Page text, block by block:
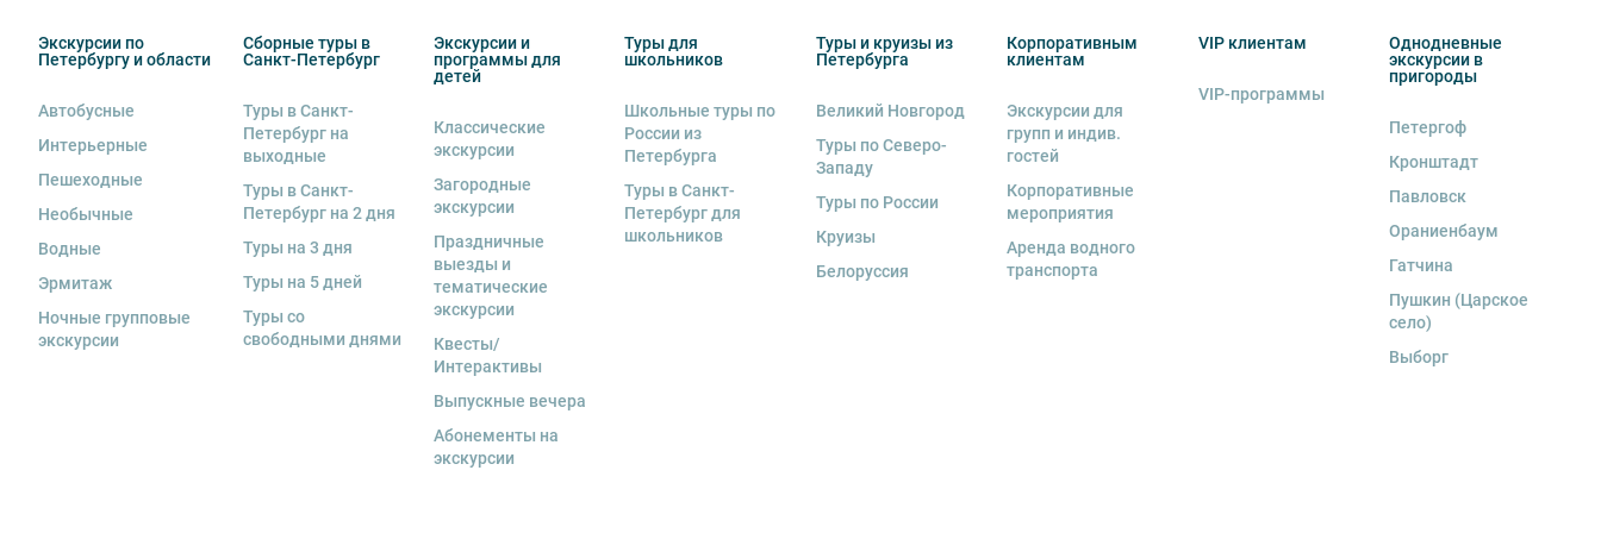
Вы также можете ближе познакомиться с намив разделе “О компании”.
6. В авторских интерьерных экскурсиях предусмотрено возрастное ограничение 6+.
7. Пожалуйста, не опаздывайте к моменту начала экскурсии.
8. Турфирма имеет право изменить программу экскурсии или отменить экскурсию полностью
в связи с неблагоприятными погодными условиями: снегопадами, ливнями, наводнениями,
низкими или высокими температурами и прочими форс-мажорными обстоятельствами; а также,
если экскурсионная программа отменяется по инициативе экскурсионного объекта. В случае
отмены экскурсии все денежные средства возвращаются клиенту в полном объеме.
9. На ряд экскурсий туроператор предоставляет в аренду аудиооборудование. Ответственность за
сохранность оборудования во время проведения экскурсионной программы возлагается на
экскурсанта. В случае утери или порчи оборудования экскурсант обязан возместить полную
стоимость комплекта в размере 5500 руб. 00 коп.
Внимание! В составе экскурсионного маршрута возможны изменения, так как некоторые
интерьеры могут быть недоступны по решению руководства объекта.
Экскурсии по
Петербургу и области
Автобусные
Интерьерные
Пешеходные
Необычные
Водные
Эрмитаж
Ночные групповые
экскурсии
Сборные туры в
Санкт-Петербург
Туры в Санкт-
Петербург на
выходные
Туры в Санкт-
Петербург на 2 дня
Туры на 3 дня
Туры на 5 дней
Туры со
свободными днями
Экскурсии и
программы для
детей
Классические
экскурсии
Загородные
экскурсии
Праздничные
выезды и
тематические
экскурсии
Квесты/
Интерактивы
Выпускные вечера
Абонементы на
экскурсии
Туры для
школьников
Школьные туры по
России из
Петербурга
Туры в Санкт-
Петербург для
школьников
Туры и круизы из
Петербурга
Великий Новгород
Туры по Северо-
Западу
Туры по России
Круизы
Белоруссия
Корпоративным
клиентам
Экскурсии для
групп и индив.
гостей
Корпоративные
мероприятия
Аренда водного
транспорта
VIP клиентам
VIP-программы
Однодневные
экскурсии в
пригороды
Петергоф
Кронштадт
Павловск
Ораниенбаум
Гатчина
Пушкин (Царское
село)
Выборг